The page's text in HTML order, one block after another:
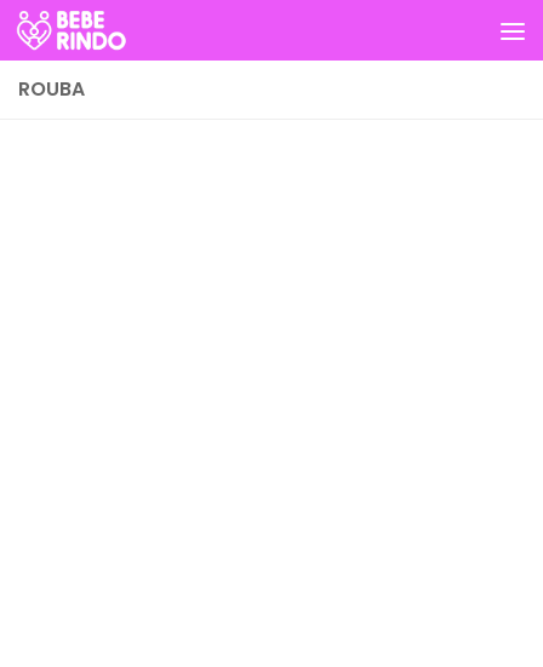
Skip to content
ROUBA